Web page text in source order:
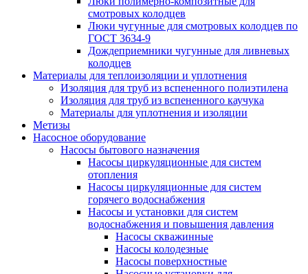
смотровых колодцев
Люки чугунные для смотровых колодцев по
ГОСТ 3634-9
Дождеприемники чугунные для ливневых
колодцев
Материалы для теплоизоляции и уплотнения
Изоляция для труб из вспененного полиэтилена
Изоляция для труб из вспененного каучука
Материалы для уплотнения и изоляции
Метизы
Насосное оборудование
Насосы бытового назначения
Насосы циркуляционные для систем
отопления
Насосы циркуляционные для систем
горячего водоснабжения
Насосы и установки для систем
водоснабжения и повышения давления
Насосы скважинные
Насосы колодезные
Насосы поверхностные